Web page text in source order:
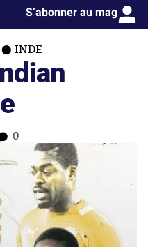
S’abonner au mag
INDE
0